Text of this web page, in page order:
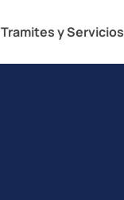
Tramites y Servicios